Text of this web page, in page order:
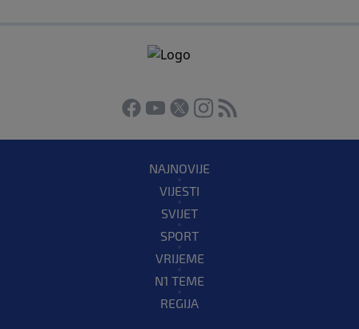
NAJNOVIJE
VIJESTI
SVIJET
SPORT
VRIJEME
N1 TEME
REGIJA